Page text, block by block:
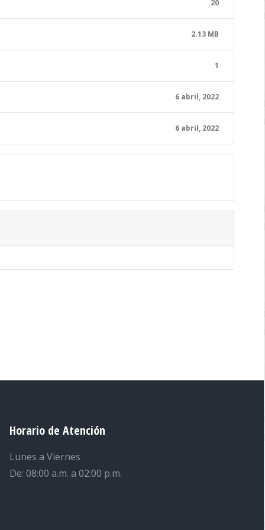
20
2.13 MB
1
6 abril, 2022
6 abril, 2022
Horario de Atención
Lunes a Viernes
De: 08:00 a.m. a 02:00 p.m.